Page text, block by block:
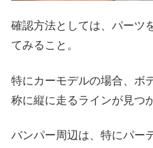
確認方法としては、パーツ
てみること。
特にカーモデルの場合、ボ
称に縦に走るラインが見つ
バンパー周辺は、特にパー